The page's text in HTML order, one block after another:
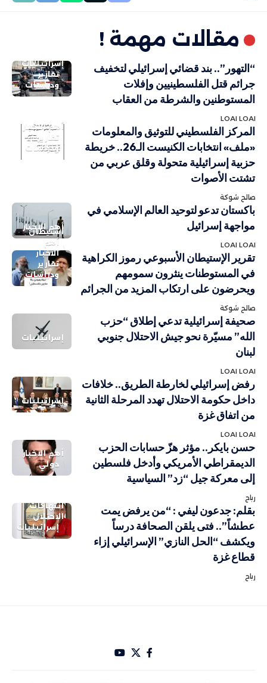
مقالات مهمة !
إسرائيليات
تقارير
ودراسات
“التهور”.. بند قضائي إسرائيلي لتخفيف
جرائم قتل الفلسطينيين وإفلات
المستوطنين والشرطة من العقاب
LOAI LOAI
أهم الاخبار
تقارير
ودراسات
المركز الفلسطيني للتوثيق والمعلومات
«ملف» انتخابات الكنيست الـ26.. خريطة
حزبية إسرائيلية متحولة وقلق عربي من
تشتت الأصوات
صالح شوكة
أهم الاخبار
باكستان تدعو لتوحيد العالم الإسلامي في
مواجهة إسرائيل
LOAI LOAI
استيطان
أهم
الاخبار
تقارير
ودراسات
تقرير الإستيطان الأسبوعي رموز الكراهية
في المستوطنات ينثرون سمومهم
ويحرضون على ارتكاب المزيد من الجرائم
صالح شوكة
إسرائيليات
صحيفة إسرائيلية تدعي إطلاق “حزب
الله” مسيّرة نحو جيش الاحتلال جنوبي
لبنان
LOAI LOAI
إسرائيليات
رفض إسرائيلي لخارطة الطريق.. خلافات
داخل حكومة الاحتلال تهدد المرحلة الثانية
من اتفاق غزة
LOAI LOAI
أهم الاخبار
دولي
حسن بايكر.. مؤثر هزّ حسابات الحزب
الديمقراطي الأمريكي وأدخل فلسطين
إلى معركة جيل “زد” السياسية
رباح
انتهاكات
الاحتلال
إسرائيليات
بقلم: جدعون ليفي : “من يرفض يمت
عطشاً”.. فتى يلقن الصحافة درساً
ويكشف “الحل النازي” الإسرائيلي إزاء
قطاع غزة
رباح